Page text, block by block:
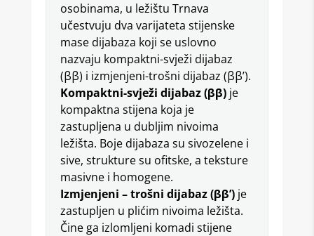
osobinama, u ležištu Trnava
učestvuju dva varijateta stijenske
mase dijabaza koji se uslovno
nazvaju kompaktni-svježi dijabaz
(ββ) i izmjenjeni-trošni dijabaz (ββ’).
Kompaktni-svježi dijabaz (ββ)je
kompaktna stijena koja je
zastupljena u dubljim nivoima
ležišta. Boje dijabaza su sivozelene i
sive, strukture su ofitske, a teksture
masivne i homogene.
Izmjenjeni – trošni dijabaz (ββ’)je
zastupljen u plićim nivoima ležišta.
Čine ga izlomljeni komadi stijene